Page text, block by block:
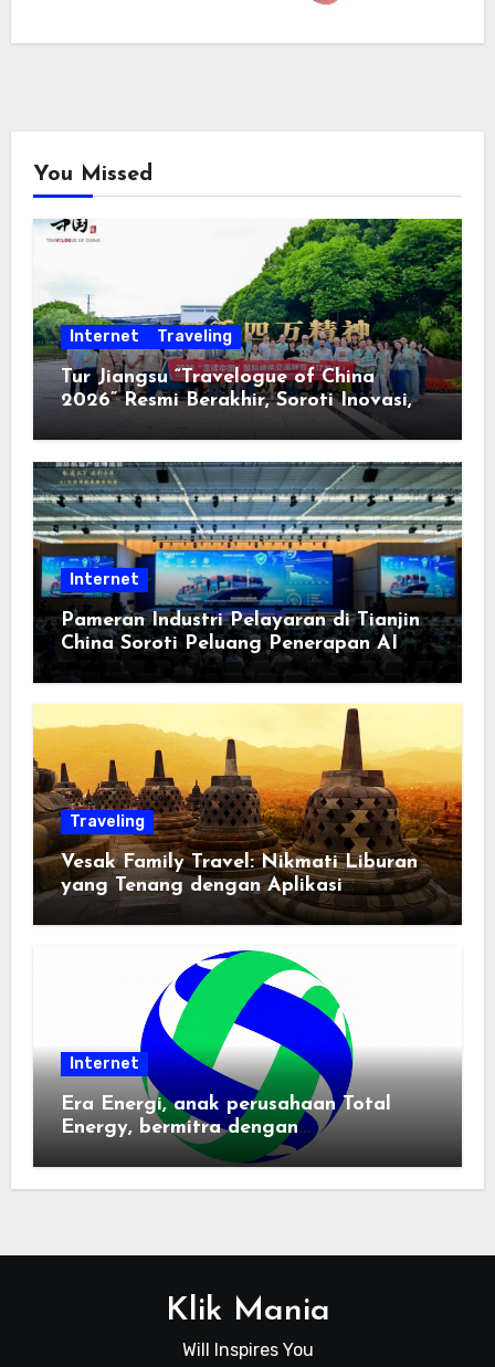
You Missed
Internet Traveling
Tur Jiangsu “Travelogue of China
2026” Resmi Berakhir, Soroti Inovasi,
Keterbukaan, dan Pembangunan
Internet
Pameran Industri Pelayaran di Tianjin
China Soroti Peluang Penerapan AI
Traveling
Vesak Family Travel: Nikmati Liburan
yang Tenang dengan Aplikasi
Pemindai PDF
Internet
Era Energi, anak perusahaan Total
Energy, bermitra dengan
Zhuochuangtong untuk mempercepat
transisi energi Indonesia — raksasa
Klik Mania
Will Inspires You